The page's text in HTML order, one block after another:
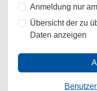
Anmeldung nur
Übersicht der zu
Daten anzeigen